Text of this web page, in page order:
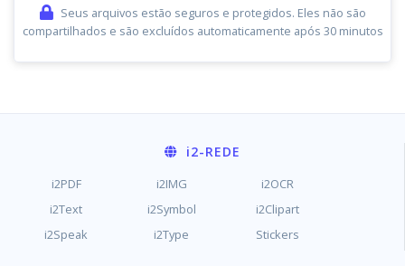
Seus arquivos estão seguros e protegidos. Eles não são
compartilhados e são excluídos automaticamente após 30 minutos
i2-REDE
i2PDF i2IMG
i2OCR
i2Text
i2Symbol
i2Clipart
i2Speak
i2Type Stickers